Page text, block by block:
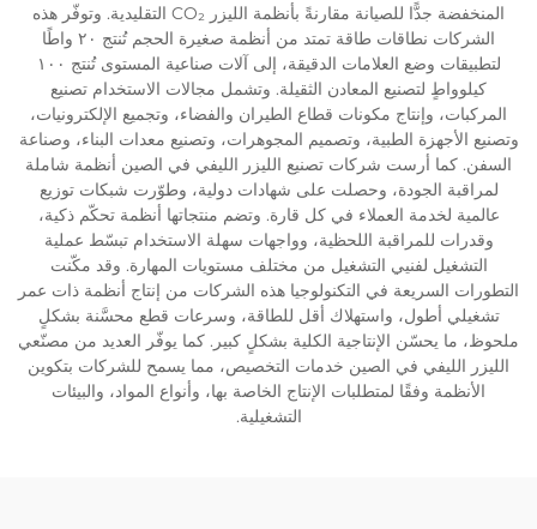
المنخفضة جدًّا للصيانة مقارنةً بأنظمة الليزر CO₂ التقليدية. وتوفّر هذه
الشركات نطاقات طاقة تمتد من أنظمة صغيرة الحجم تُنتج ٢٠ واطًا
لتطبيقات وضع العلامات الدقيقة، إلى آلات صناعية المستوى تُنتج ١٠٠
كيلوواطٍ لتصنيع المعادن الثقيلة. وتشمل مجالات الاستخدام تصنيع
المركبات، وإنتاج مكونات قطاع الطيران والفضاء، وتجميع الإلكترونيات،
وتصنيع الأجهزة الطبية، وتصميم المجوهرات، وتصنيع معدات البناء، وصناعة
السفن. كما أرست شركات تصنيع الليزر الليفي في الصين أنظمة شاملة
لمراقبة الجودة، وحصلت على شهادات دولية، وطوّرت شبكات توزيع
عالمية لخدمة العملاء في كل قارة. وتضم منتجاتها أنظمة تحكّم ذكية،
وقدرات للمراقبة اللحظية، وواجهات سهلة الاستخدام تبسّط عملية
التشغيل لفنيي التشغيل من مختلف مستويات المهارة. وقد مكّنت
التطورات السريعة في التكنولوجيا هذه الشركات من إنتاج أنظمة ذات عمر
تشغيلي أطول، واستهلاك أقل للطاقة، وسرعات قطع محسَّنة بشكلٍ
ملحوظ، ما يحسّن الإنتاجية الكلية بشكلٍ كبير. كما يوفّر العديد من مصنّعي
الليزر الليفي في الصين خدمات التخصيص، مما يسمح للشركات بتكوين
الأنظمة وفقًا لمتطلبات الإنتاج الخاصة بها، وأنواع المواد، والبيئات
التشغيلية.